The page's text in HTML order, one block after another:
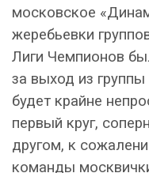
московское
жеребьевки
Лиги Чемпионов
за выход из группы
будет крайне
первый круг,
другом, к
команды